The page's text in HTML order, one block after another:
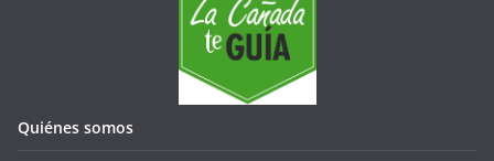
Quiénes somos